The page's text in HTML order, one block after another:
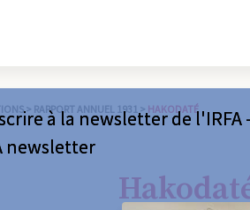
> RAPPORT ANNUEL 1931 > HAKODATÉ
à la newsletter de l'IRFA
newsletter